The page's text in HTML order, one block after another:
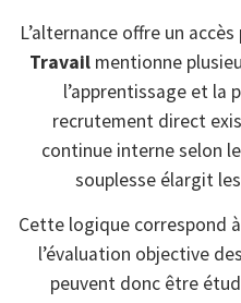
L’alternance offre un
Travailmentionne
l’apprentissage et la
recrutement direct
continue interne selon
souplesse élargit
Cette logique correspond
l’évaluation objective
peuvent donc être